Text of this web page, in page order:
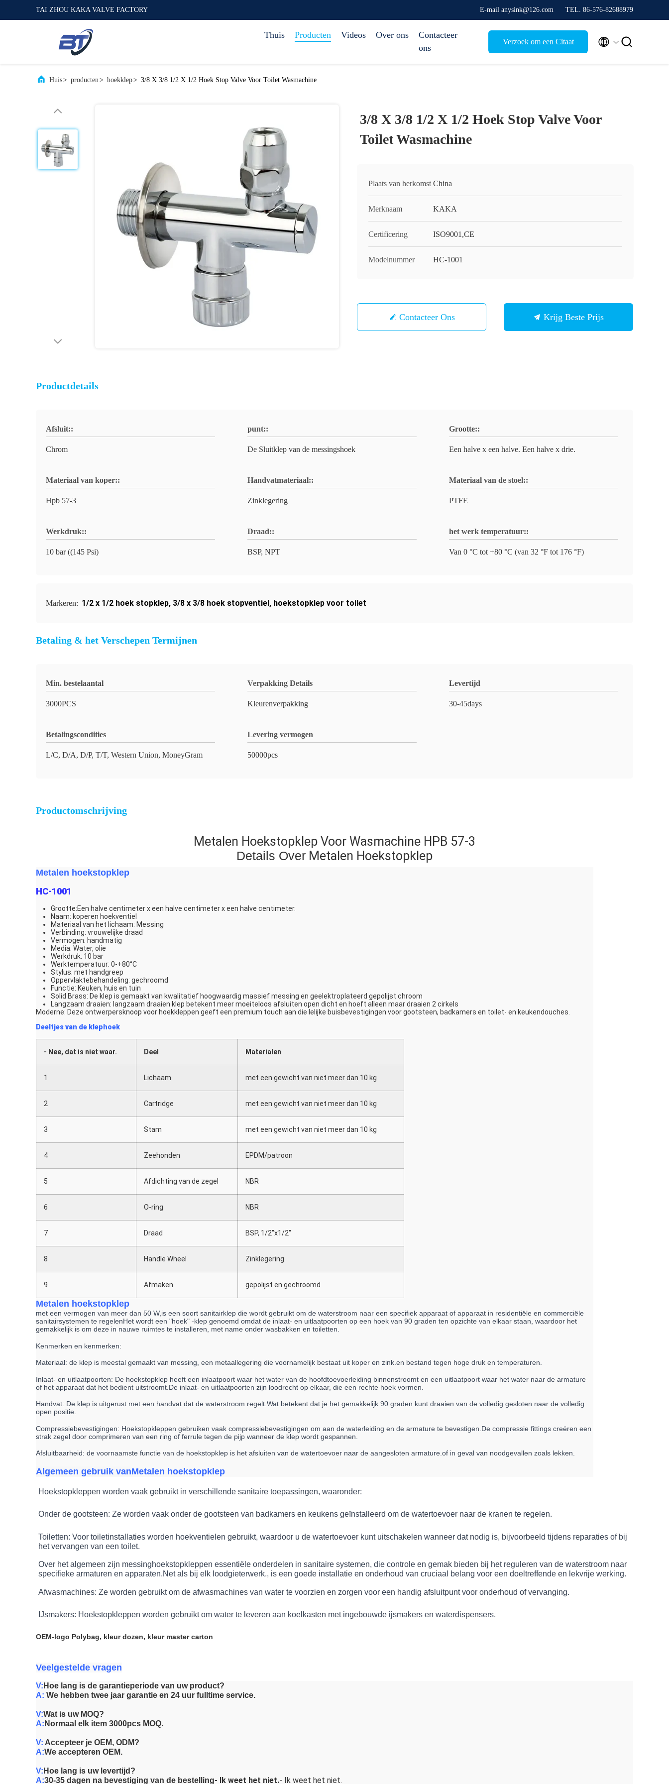
TAI ZHOU KAKA VALVE FACTORY E-mail anysink@126.com TEL. 86-576-82688979
Thuis Producten Videos Over ons
Contacteer
ons
Verzoek om een Citaat  
Huis> producten> hoekklep> 3/8 X 3/8 1/2 X 1/2 Hoek Stop Valve Voor Toilet Wasmachine
3/8 X 3/8 1/2 X 1/2 Hoek Stop Valve Voor
Toilet Wasmachine
Plaats van herkomst China
Merknaam KAKA
Certificering ISO9001,CE
Modelnummer HC-1001
Contacteer Ons Krijg Beste Prijs
Productdetails
Afsluit::
Chrom
punt::
De Sluitklep van de messingshoek
Grootte::
Een halve x een halve. Een halve x drie.
Materiaal van koper::
Hpb 57-3
Handvatmateriaal::
Zinklegering
Materiaal van de stoel::
PTFE
Werkdruk::
10 bar ((145 Psi)
Draad::
BSP, NPT
het werk temperatuur::
Van 0 °C tot +80 °C (van 32 °F tot 176 °F)
Markeren: 1/2 x 1/2 hoek stopklep, 3/8 x 3/8 hoek stopventiel, hoekstopklep voor toilet
Betaling & het Verschepen Termijnen
Min. bestelaantal
3000PCS
Verpakking Details
Kleurenverpakking
Levertijd
30-45days
Betalingscondities
L/C, D/A, D/P, T/T, Western Union, MoneyGram
Levering vermogen
50000pcs
Productomschrijving
Metalen Hoekstopklep Voor Wasmachine HPB 57-3
Details Over Metalen Hoekstopklep
Metalen hoekstopklep
HC-1001
Grootte:Een halve centimeter x een halve centimeter x een halve centimeter.
Naam: koperen hoekventiel
Materiaal van het lichaam: Messing
Verbinding: vrouwelijke draad
Vermogen: handmatig
Media: Water, olie
Werkdruk: 10 bar
Werktemperatuur: 0-+80°C
Stylus: met handgreep
Oppervlaktebehandeling: gechroomd
Functie: Keuken, huis en tuin
Solid Brass: De klep is gemaakt van kwalitatief hoogwaardig massief messing en geelektroplateerd gepolijst chroom
Langzaam draaien: langzaam draaien klep betekent meer moeiteloos afsluiten open dicht en hoeft alleen maar draaien 2 cirkels
Moderne: Deze ontwerpersknoop voor hoekkleppen geeft een premium touch aan die lelijke buisbevestigingen voor gootsteen, badkamers en toilet- en keukendouches.
Deeltjes van de klephoek
- Nee, dat is niet waar. Deel Materialen
1 Lichaam met een gewicht van niet meer dan 10 kg
2 Cartridge met een gewicht van niet meer dan 10 kg
3 Stam met een gewicht van niet meer dan 10 kg
4 Zeehonden EPDM/patroon
5 Afdichting van de zegel NBR
6 O-ring NBR
7 Draad BSP, 1/2"x1/2"
8 Handle Wheel Zinklegering
9 Afmaken. gepolijst en gechroomd
Metalen hoekstopklep
met een vermogen van meer dan 50 W,is een soort sanitairklep die wordt gebruikt om de waterstroom naar een specifiek apparaat of apparaat in residentiële en commerciële
sanitairsystemen te regelenHet wordt een "hoek" -klep genoemd omdat de inlaat- en uitlaatpoorten op een hoek van 90 graden ten opzichte van elkaar staan, waardoor het
gemakkelijk is om deze in nauwe ruimtes te installeren, met name onder wasbakken en toiletten.
Kenmerken en kenmerken:
Materiaal: de klep is meestal gemaakt van messing, een metaallegering die voornamelijk bestaat uit koper en zink.en bestand tegen hoge druk en temperaturen.
Inlaat- en uitlaatpoorten: De hoekstopklep heeft een inlaatpoort waar het water van de hoofdtoevoerleiding binnenstroomt en een uitlaatpoort waar het water naar de armature
of het apparaat dat het bedient uitstroomt.De inlaat- en uitlaatpoorten zijn loodrecht op elkaar, die een rechte hoek vormen.
Handvat: De klep is uitgerust met een handvat dat de waterstroom regelt.Wat betekent dat je het gemakkelijk 90 graden kunt draaien van de volledig gesloten naar de volledig
open positie.
Compressiebevestigingen: Hoekstopkleppen gebruiken vaak compressiebevestigingen om aan de waterleiding en de armature te bevestigen.De compressie fittings creëren een
strak zegel door comprimeren van een ring of ferrule tegen de pijp wanneer de klep wordt gespannen.
Afsluitbaarheid: de voornaamste functie van de hoekstopklep is het afsluiten van de watertoevoer naar de aangesloten armature.of in geval van noodgevallen zoals lekken.
Algemeen gebruik vanMetalen hoekstopklep
Hoekstopkleppen worden vaak gebruikt in verschillende sanitaire toepassingen, waaronder:
Onder de gootsteen: Ze worden vaak onder de gootsteen van badkamers en keukens geïnstalleerd om de watertoevoer naar de kranen te regelen.
Toiletten: Voor toiletinstallaties worden hoekventielen gebruikt, waardoor u de watertoevoer kunt uitschakelen wanneer dat nodig is, bijvoorbeeld tijdens reparaties of bij
het vervangen van een toilet.
Over het algemeen zijn messinghoekstopkleppen essentiële onderdelen in sanitaire systemen, die controle en gemak bieden bij het reguleren van de waterstroom naar
specifieke armaturen en apparaten.Net als bij elk loodgieterwerk., is een goede installatie en onderhoud van cruciaal belang voor een doeltreffende en lekvrije werking.
Afwasmachines: Ze worden gebruikt om de afwasmachines van water te voorzien en zorgen voor een handig afsluitpunt voor onderhoud of vervanging.
IJsmakers: Hoekstopkleppen worden gebruikt om water te leveren aan koelkasten met ingebouwde ijsmakers en waterdispensers.
OEM-logo Polybag, kleur dozen, kleur master carton
Veelgestelde vragen
V: Hoe lang is de garantieperiode van uw product?
A: We hebben twee jaar garantie en 24 uur fulltime service.
V:Wat is uw MOQ?
A: Normaal elk item 3000pcs MOQ.
V: Accepteer je OEM, ODM?
A:We accepteren OEM.
V: Hoe lang is uw levertijd?
A:30-35 dagen na bevestiging van de bestelling- Ik weet het niet.- Ik weet het niet.